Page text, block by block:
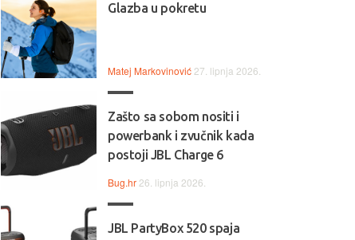
Glazba u pokretu
Matej Markovinović 27. lipnja 2026.
Zašto sa sobom nositi i
powerbank i zvučnik kada
postoji JBL Charge 6
Bug.hr 26. lipnja 2026.
JBL PartyBox 520 spaja